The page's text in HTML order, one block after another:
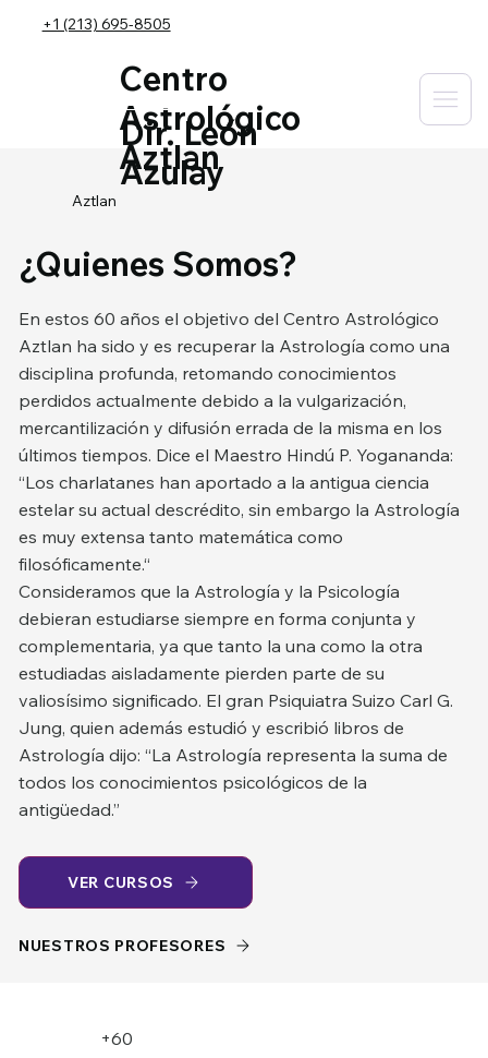
+1 (213) 695-8505
Centro
Astrológico
Aztlan
Dir. León
Azulay
Aztlan
¿Quienes Somos?
En estos 60 años el objetivo del Centro Astrológico
Aztlan ha sido y es recuperar la Astrología como una
disciplina profunda, retomando conocimientos
perdidos actualmente debido a la vulgarización,
mercantilización y difusión errada de la misma en los
últimos tiempos. Dice el Maestro Hindú P. Yogananda:
“Los charlatanes han aportado a la antigua ciencia
estelar su actual descrédito, sin embargo la Astrología
es muy extensa tanto matemática como
filosóficamente.“
Consideramos que la Astrología y la Psicología
debieran estudiarse siempre en forma conjunta y
complementaria, ya que tanto la una como la otra
estudiadas aisladamente pierden parte de su
valiosísimo significado. El gran Psiquiatra Suizo Carl G.
Jung, quien además estudió y escribió libros de
Astrología dijo: “La Astrología representa la suma de
todos los conocimientos psicológicos de la
antigüedad.”
VER CURSOS
NUESTROS PROFESORES
+60